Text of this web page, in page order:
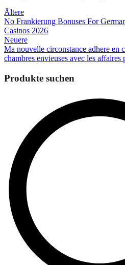
Beitragsnavigation
Ältere
No Frankierung Bonuses For
Casinos 2026
Neuere
Ma nouvelle circonstance adhere en
chambres envieuses avec les affaires
Produkte suchen